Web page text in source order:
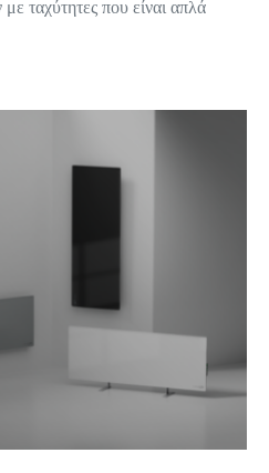
ταχύτητες που είναι απλά